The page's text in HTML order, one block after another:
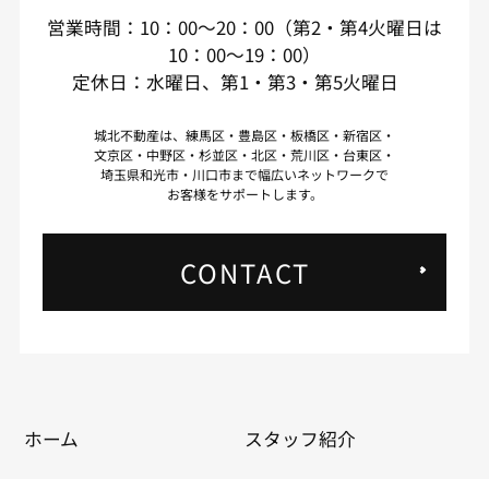
営業時間：10：00～20：00（第2・第4火曜日は
10：00～19：00）
定休日：水曜日、第1・第3・第5火曜日
城北不動産は、練馬区・豊島区・板橋区・新宿区・
文京区・中野区・杉並区・北区・荒川区・台東区・
埼玉県和光市・川口市まで幅広いネットワークで
お客様をサポートします。
CONTACT
ホーム スタッフ紹介